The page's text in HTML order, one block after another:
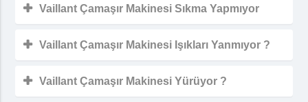
Vaillant Çamaşır Makinesi Sıkma Yapmıyor
Vaillant Çamaşır Makinesi Işıkları Yanmıyor ?
Vaillant Çamaşır Makinesi Yürüyor ?